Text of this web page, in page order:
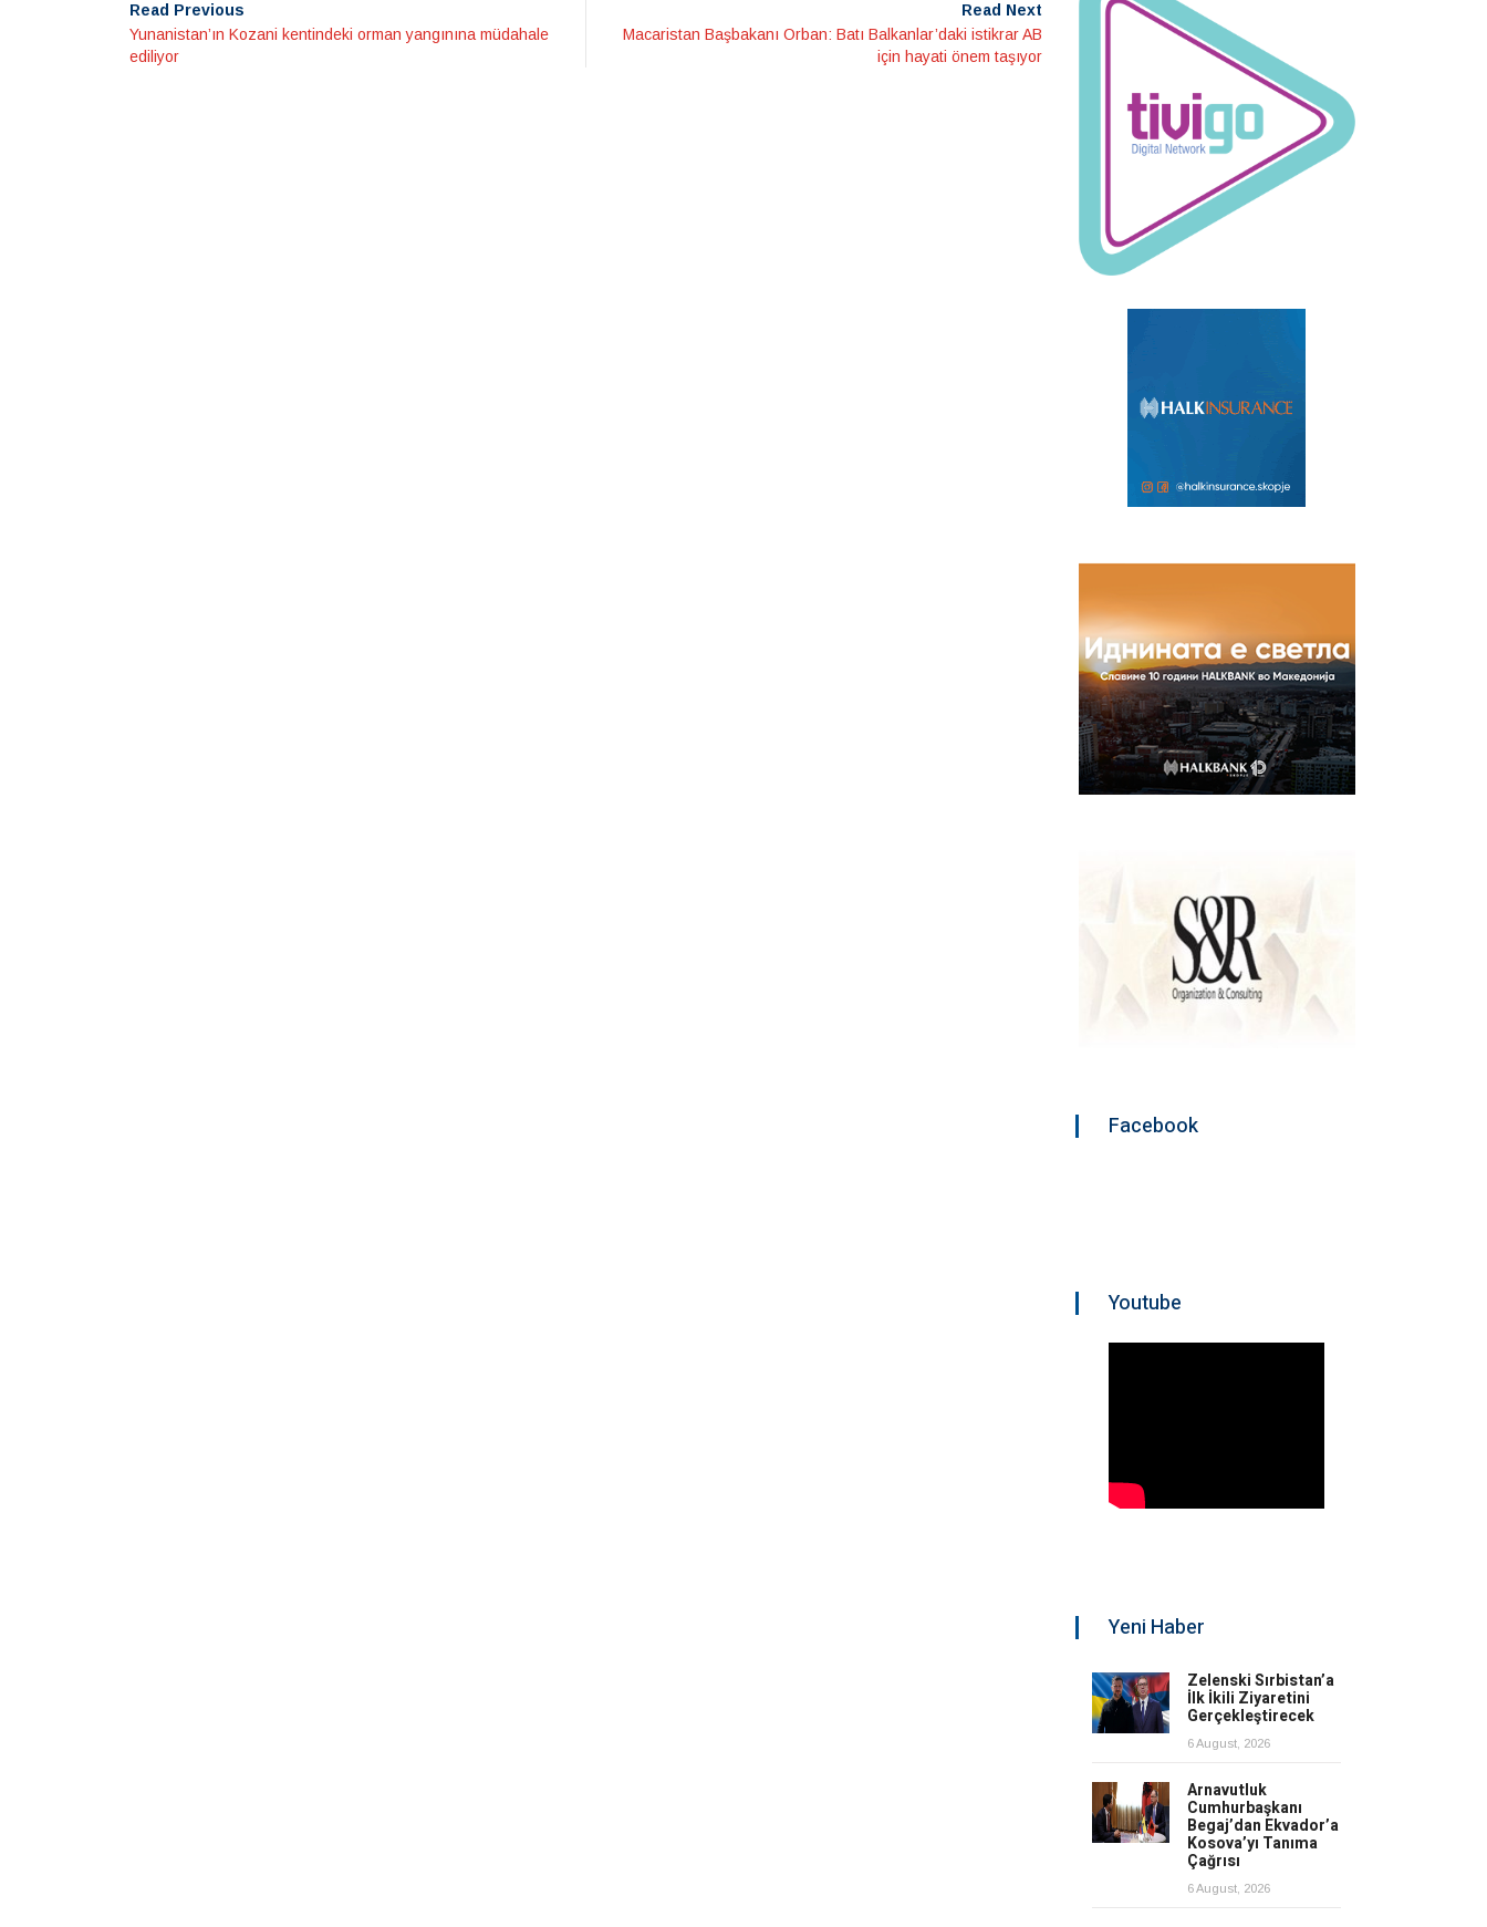
Read Previous
Yunanistan’ın Kozani kentindeki orman yangınına müdahale
ediliyor
Read Next
Macaristan Başbakanı Orban: Batı Balkanlar’daki istikrar AB
için hayati önem taşıyor
Facebook
Youtube
Yeni Haber
Zelenski Sırbistan’a
İlk İkili Ziyaretini
Gerçekleştirecek
6 August, 2026
Arnavutluk
Cumhurbaşkanı
Begaj’dan Ekvador’a
Kosova’yı Tanıma
Çağrısı
6 August, 2026